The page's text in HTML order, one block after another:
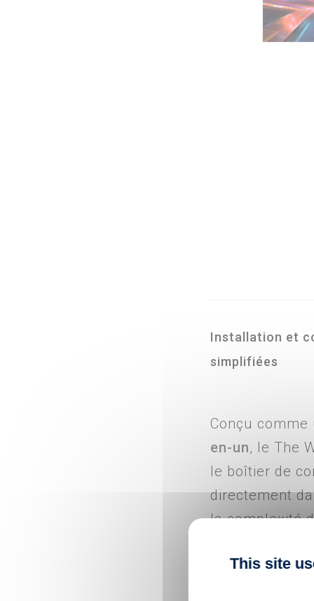
Installation et
simplifiées
Conçu comme
en-un, le The
le boîtier de
directement
la complexité
panneaux.
This site